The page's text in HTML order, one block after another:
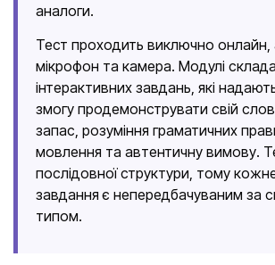
аналоги.
Тест проходить виключно онлайн,
мікрофон та камера. Модулі
інтерактивних завдань, які
змогу продемонструвати свій
запас, розуміння граматичних
мовлення та автентичну вимову.
послідовної структури, тому
завдання є непередбачуваним за
типом.